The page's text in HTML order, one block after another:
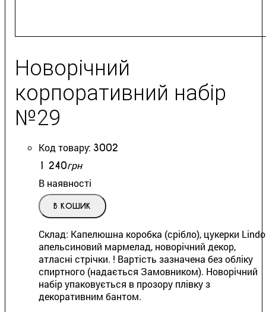
Новорічний
корпоративний набір
№29
3002
1 240грн
В наявності
В КОШИК
Склад: Капелюшна коробка (срібло), цукерки
апельсиновий мармелад, новорічний декор,
атласні стрічки. ! Вартість зазначена без обліку
спиртного (надається Замовником). Новорічний
набір упаковується в прозору плівку з
декоративним бантом.